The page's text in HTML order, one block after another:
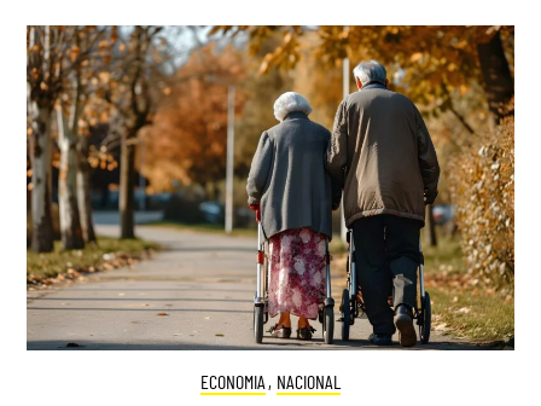
ECONOMIA , NACIONAL